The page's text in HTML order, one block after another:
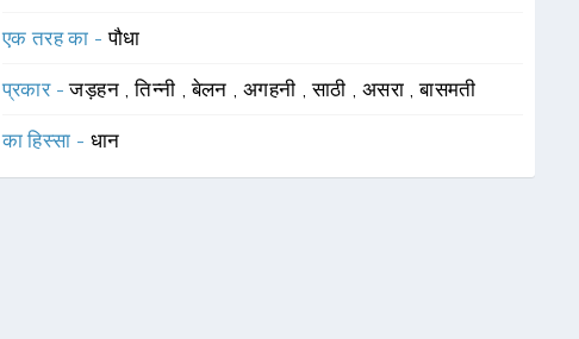
एक तरह का -पौधा
प्रकार -जड़हन ,तिन्नी ,बेलन , अगहनी ,साठी , असरा ,बासमती
का हिस्सा - धान